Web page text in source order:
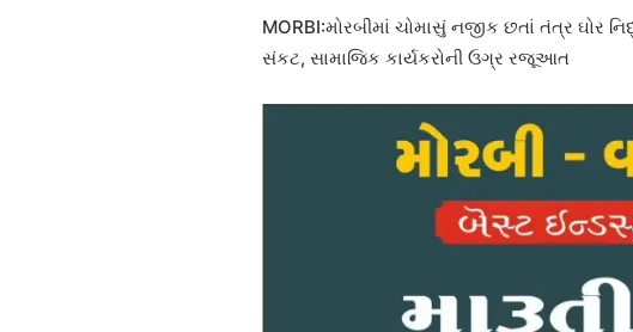
MORBI:મોરબીમાં ચોમાસું નજીક છતાં તંત્ર ઘોર
સંકટ, સામાજિક કાર્યકરોની ઉગ્ર રજૂઆત